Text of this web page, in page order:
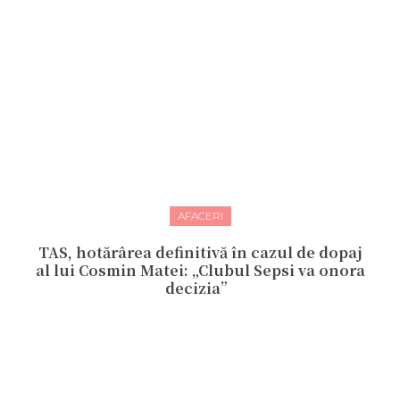
AFACERI
TAS, hotărârea definitivă în cazul de dopaj
al lui Cosmin Matei: „Clubul Sepsi va onora
decizia”